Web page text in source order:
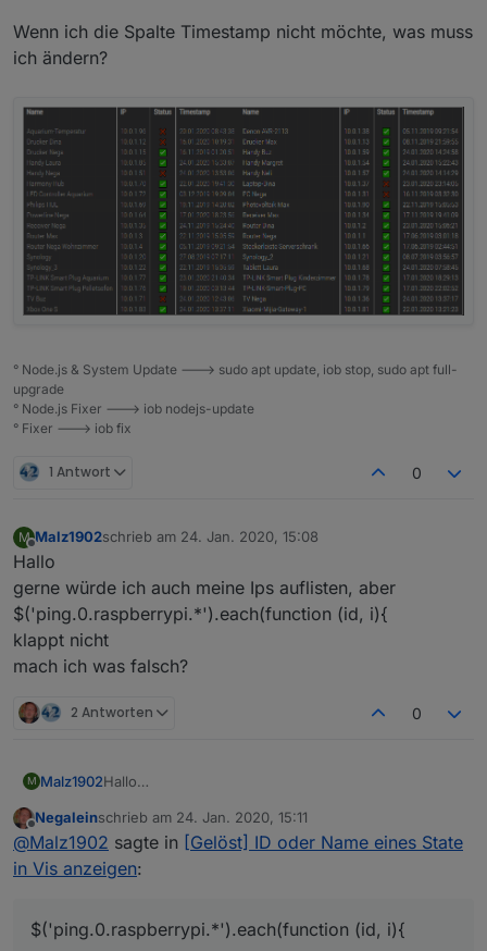
Wenn ich die Spalte Timestamp nicht möchte, was muss
ich ändern?
° Node.js & System Update ---> sudo apt update, iob stop, sudo apt full-
upgrade
° Node.js Fixer ---> iob nodejs-update
° Fixer ---> iob fix
1 Antwort 0
M
Offline
Malz1902schrieb am 24. Jan. 2020, 15:08
zuletzt editiert von
Hallo
gerne würde ich auch meine Ips auflisten, aber
$('ping.0.raspberrypi.*').each(function (id, i){
klappt nicht
mach ich was falsch?
2 Antworten 0
M Malz1902Hallo
$('ping.0.raspberrypi.*').each(function (id, i){
klappt nicht
mach ich was falsch?
Offline
Negaleinschrieb am 24. Jan. 2020, 15:11
zuletzt editiert von
@Malz1902 sagte in [Gelöst] ID oder Name eines State
in Vis anzeigen:
$('ping.0.raspberrypi.*').each(function (id, i){